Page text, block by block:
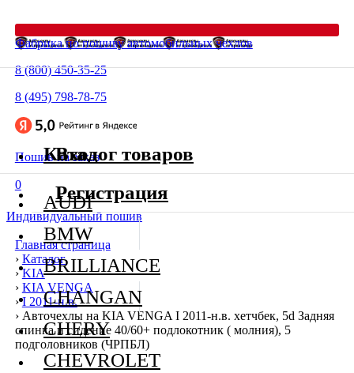
Фабрика по пошиву автомобильных чехлов
8 (800) 450-35-25
8 (495) 798-78-75
Пошив на заказ
0
Индивидуальный пошив
Главная страница
› Каталог
› KIA
› KIA VENGA
› I 2011-н.в.
› Авточехлы на KIA VENGA I 2011-н.в. хетчбек, 5d Задняя
спинка и сидение 40/60+ подлокотник ( молния), 5
подголовников (ЧРПБЛ)
Каталог товаров
AUDI
BMW
BRILLIANCE
CHANGAN
CHERY
CHEVROLET
Вход
Регистрация